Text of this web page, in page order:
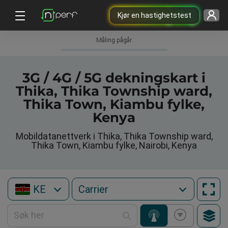
Kjør en hastighetstest
Måling pågår
3G / 4G / 5G dekningskart i
Thika, Thika Township ward,
Thika Town, Kiambu fylke,
Kenya
Mobildatanettverk i Thika, Thika Township ward,
Thika Town, Kiambu fylke, Nairobi, Kenya
KE